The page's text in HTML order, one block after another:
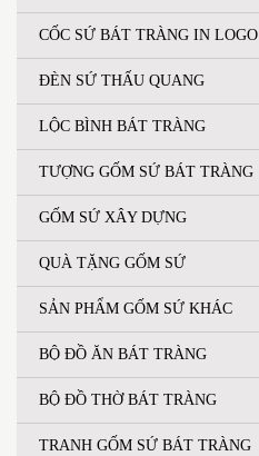
CỐC SỨ BÁT TRÀNG IN LOGO
ĐÈN SỨ THẤU QUANG
LỘC BÌNH BÁT TRÀNG
TƯỢNG GỐM SỨ BÁT TRÀNG
GỐM SỨ XÂY DỰNG
QUÀ TẶNG GỐM SỨ
SẢN PHẨM GỐM SỨ KHÁC
BỘ ĐỒ ĂN BÁT TRÀNG
BỘ ĐỒ THỜ BÁT TRÀNG
TRANH GỐM SỨ BÁT TRÀNG